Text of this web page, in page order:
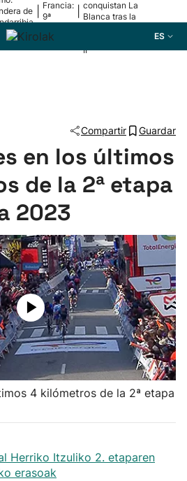
de
Francia:
9ª
conquistan La
Blanca tras la
II
ES
Compartir Guardar
en los últimos
de la 2ª etapa
2023
4 kilómetros de la 2ª etapa
Herriko Itzuliko 2. etaparen
erasoak